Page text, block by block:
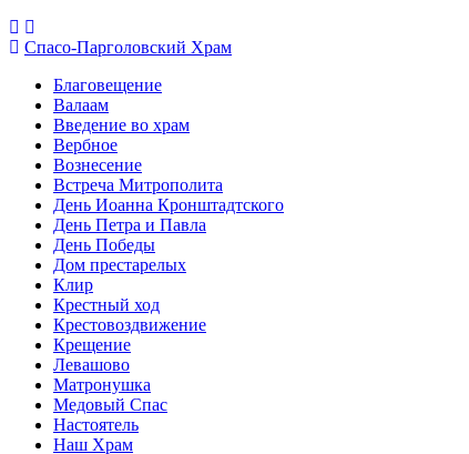
Спасо-Парголовский Храм
Благовещение
Валаам
Введение во храм
Вербное
Вознесение
Встреча Митрополита
День Иоанна Кронштадтского
День Петра и Павла
День Победы
Дом престарелых
Клир
Крестный ход
Крестовоздвижение
Крещение
Левашово
Матронушка
Медовый Спас
Настоятель
Наш Храм